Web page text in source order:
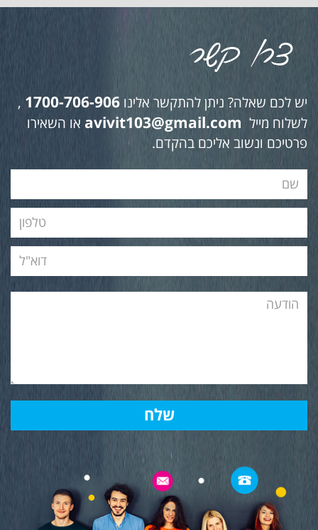
יש לכם שאלה? ניתן להתקשר אלינו 1700-706-906
,
לשלוח מייל avivit103@gmail.com או השאירו
פרטיכם ונשוב אליכם בהקדם.